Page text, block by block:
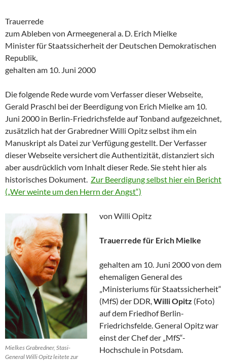
Trauerrede
zum Ableben von Armeegeneral a. D. Erich Mielke
Minister für Staatssicherheit der Deutschen Demokratischen
Republik,
gehalten am 10. Juni 2000
Die folgende Rede wurde vom Verfasser dieser Webseite,
Gerald Praschl bei der Beerdigung von Erich Mielke am 10.
Juni 2000 in Berlin-Friedrichsfelde auf Tonband aufgezeichnet,
zusätzlich hat der Grabredner Willi Opitz selbst ihm ein
Manuskript als Datei zur Verfügung gestellt. Der Verfasser
dieser Webseite versichert die Authentizität, distanziert sich
aber ausdrücklich vom Inhalt dieser Rede. Sie steht hier als
historisches Dokument. Zur Beerdigung selbst hier ein Bericht
(„Wer weinte um den Herrn der Angst“)
Mielkes Grabredner, Stasi-
General Willi Opitz leitete zur
von Willi Opitz
Trauerrede für Erich Mielke
gehalten am 10. Juni 2000 von dem
ehemaligen General des
„Ministeriums für Staatssicherheit“
(MfS) der DDR,Willi Opitz (Foto)
auf dem Friedhof Berlin-
Friedrichsfelde. General Opitz war
einst der Chef der „MfS“-
Hochschule in Potsdam.